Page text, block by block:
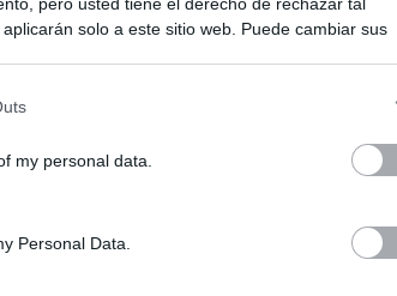
solo a este sitio web. Puede cambiar sus
my personal data.
Personal Data.